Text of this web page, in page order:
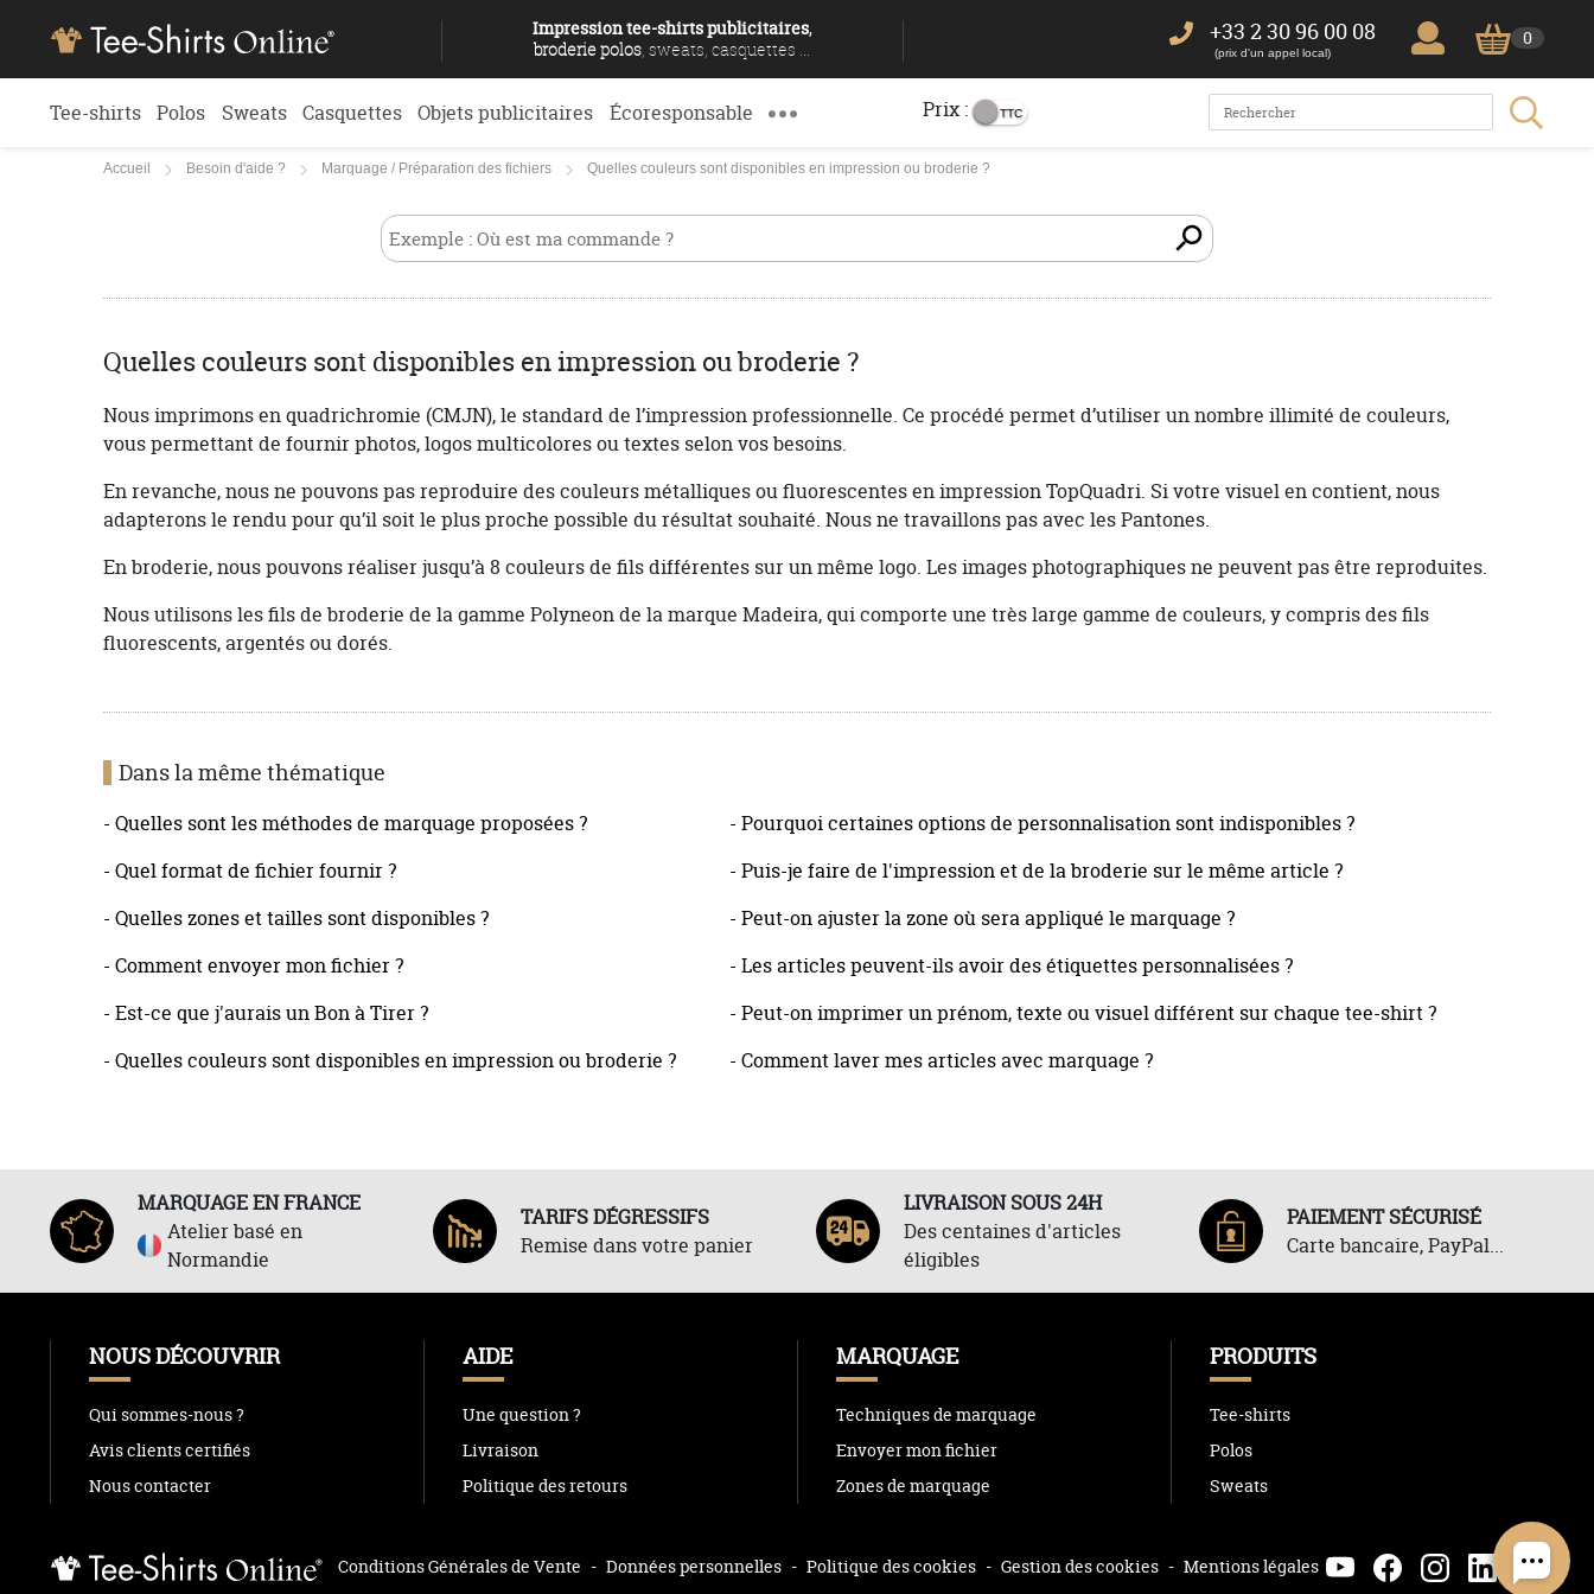
Impression tee-shirts publicitaires,
broderie polos , sweats, casquettes ...
+33 2 30 96 00 08
(prix d'un appel local)
0
Tee-shirts Polos Sweats Casquettes Objets publicitaires Écoresponsable Prix :
Accueil Besoin d'aide ? Marquage / Préparation des fichiers Quelles couleurs sont disponibles en impression ou broderie ?
Quelles couleurs sont disponibles en impression ou broderie ?
Nous imprimons en quadrichromie (CMJN), le standard de l’impression professionnelle. Ce procédé permet d’utiliser un nombre illimité de couleurs,
vous permettant de fournir photos, logos multicolores ou textes selon vos besoins.
En revanche, nous ne pouvons pas reproduire des couleurs métalliques ou fluorescentes en impression TopQuadri. Si votre visuel en contient, nous
adapterons le rendu pour qu’il soit le plus proche possible du résultat souhaité. Nous ne travaillons pas avec les Pantones.
En broderie, nous pouvons réaliser jusqu’à 8 couleurs de fils différentes sur un même logo. Les images photographiques ne peuvent pas être reproduites.
Nous utilisons les fils de broderie de la gamme Polyneon de la marque Madeira, qui comporte une très large gamme de couleurs, y compris des fils
fluorescents, argentés ou dorés.
Dans la même thématique
- Quelles sont les méthodes de marquage proposées ?
- Quel format de fichier fournir ?
- Quelles zones et tailles sont disponibles ?
- Comment envoyer mon fichier ?
- Est-ce que j'aurais un Bon à Tirer ?
- Quelles couleurs sont disponibles en impression ou broderie ?
- Pourquoi certaines options de personnalisation sont indisponibles ?
- Puis-je faire de l'impression et de la broderie sur le même article ?
- Peut-on ajuster la zone où sera appliqué le marquage ?
- Les articles peuvent-ils avoir des étiquettes personnalisées ?
- Peut-on imprimer un prénom, texte ou visuel différent sur chaque tee-shirt ?
- Comment laver mes articles avec marquage ?
MARQUAGE EN FRANCE
Atelier basé en
Normandie
TARIFS DÉGRESSIFS
Remise dans votre panier
LIVRAISON SOUS 24H
Des centaines d'articles
éligibles
PAIEMENT SÉCURISÉ
Carte bancaire, PayPal...
NOUS DÉCOUVRIR
Qui sommes-nous ?
Avis clients certifiés
Nous contacter
AIDE
Une question ?
Livraison
Politique des retours
MARQUAGE
Techniques de marquage
Envoyer mon fichier
Zones de marquage
PRODUITS
Tee-shirts
Polos
Sweats
Conditions Générales de Vente - Données personnelles - Politique des cookies - Gestion des cookies - Mentions légales